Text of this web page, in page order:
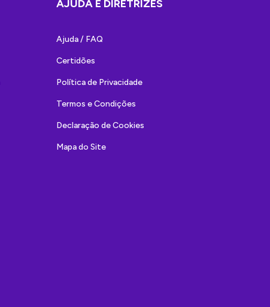
AJUDA E DIRETRIZES
Ajuda / FAQ
Certidões
Política de Privacidade
Termos e Condições
Declaração de Cookies
Mapa do Site